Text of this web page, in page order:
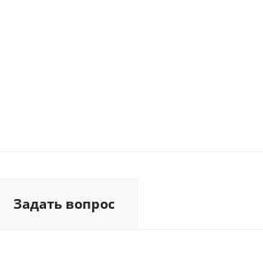
Задать вопрос